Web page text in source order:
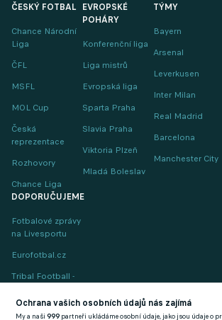
ČESKÝ FOTBAL
Chance Národní
Liga
ČFL
MSFL
MOL Cup
Česká
reprezentace
Rozhovory
Chance Liga
EVROPSKÉ
POHÁRY
Konferenční liga
Liga mistrů
Evropská liga
Sparta Praha
Slavia Praha
Viktoria Plzeň
Mladá Boleslav
TÝMY
Bayern
Arsenal
Leverkusen
Inter Milan
Real Madrid
Barcelona
Manchester City
DOPORUČUJEME
Fotbalové zprávy
na Livesportu
Eurofotbal.cz
Tribal Football -
(EN)
Ochrana vašich osobních údajů nás zajímá
My a naši999 partneři ukládáme osobní údaje, jako jsou údaje o